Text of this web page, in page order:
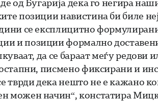
од Бугарија дека го негира
позиции навистина би биле
се експлицитно
и позиции формално
да се бараат меѓу
писмено фиксирани и
тврди дека нешто не е кажано
можен начин“, констатира